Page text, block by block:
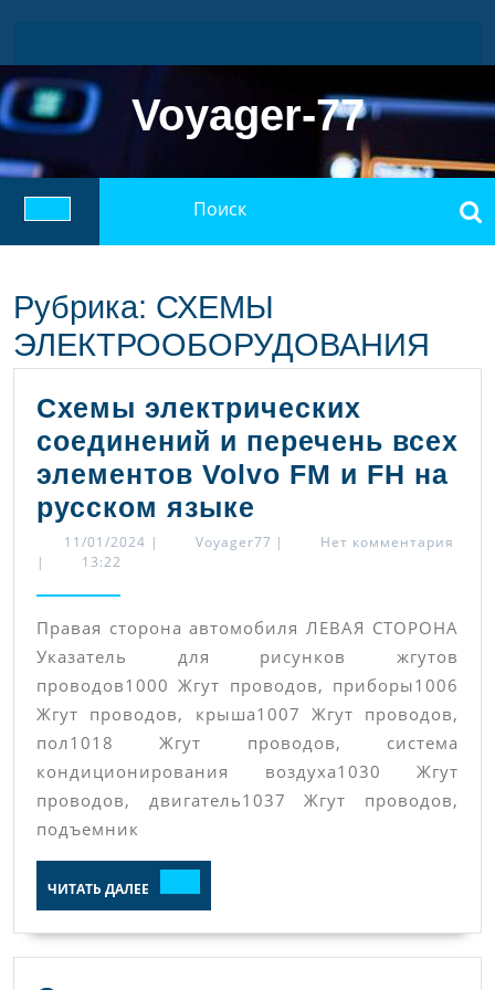
Voyager-77
Кнопка
Открыть
Рубрика: СХЕМЫ
ЭЛЕКТРООБОРУДОВАНИЯ
Схемы электрических
соединений и перечень всех
элементов Volvo FM и FH на
русском языке
электрических
перечень
всех
элементов
Volvo
FM
и
языке
11/01/2024 11/01/2024
| Voyager77 Voyager77
|
Нет комментария
|
13:22
Правая сторона автомобиля ЛЕВАЯ СТОРОНА
Указатель для рисунков жгутов
проводов1000 Жгут проводов, приборы1006
Жгут проводов, крыша1007 Жгут проводов,
пол1018 Жгут проводов, система
кондиционирования воздуха1030 Жгут
проводов, двигатель1037 Жгут проводов,
подъемник
ЧИТАТЬ ДАЛЕЕ ДАЛЕЕ